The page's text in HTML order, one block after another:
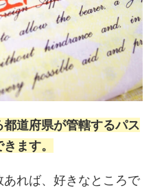
道府県が管轄するパス
ます。
れば、好きなところで